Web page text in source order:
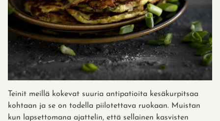
Teinit meillä kokevat suuria antipatioita kesäkurpitsaa
kohtaan ja se on todella piilotettava ruokaan. Muistan
kun lapsettomana ajattelin, että sellainen kasvisten